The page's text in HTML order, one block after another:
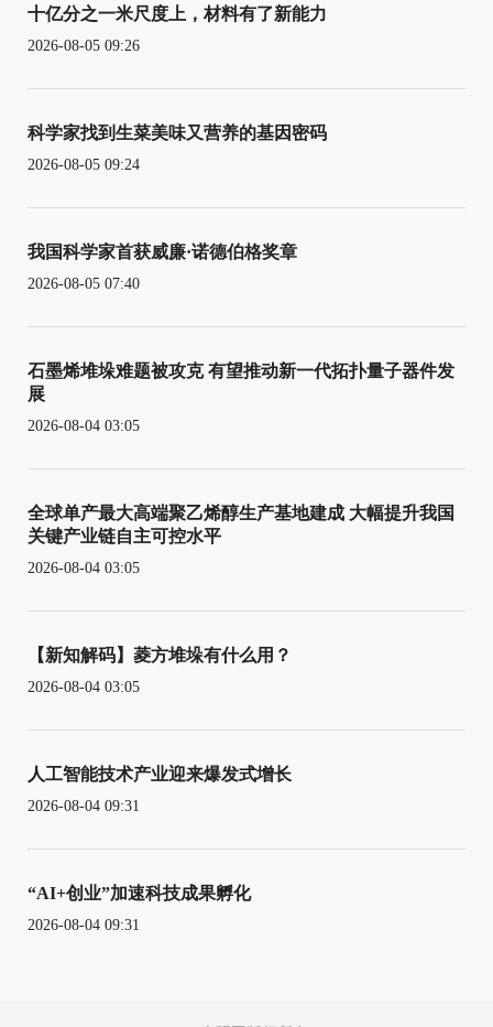
十亿分之一米尺度上，材料有了新能力
2026-08-05 09:26
科学家找到生菜美味又营养的基因密码
2026-08-05 09:24
我国科学家首获威廉·诺德伯格奖章
2026-08-05 07:40
石墨烯堆垛难题被攻克 有望推动新一代拓扑量子器件发
展
2026-08-04 03:05
全球单产最大高端聚乙烯醇生产基地建成 大幅提升我国
关键产业链自主可控水平
2026-08-04 03:05
【新知解码】菱方堆垛有什么用？
2026-08-04 03:05
人工智能技术产业迎来爆发式增长
2026-08-04 09:31
“AI+创业”加速科技成果孵化
2026-08-04 09:31